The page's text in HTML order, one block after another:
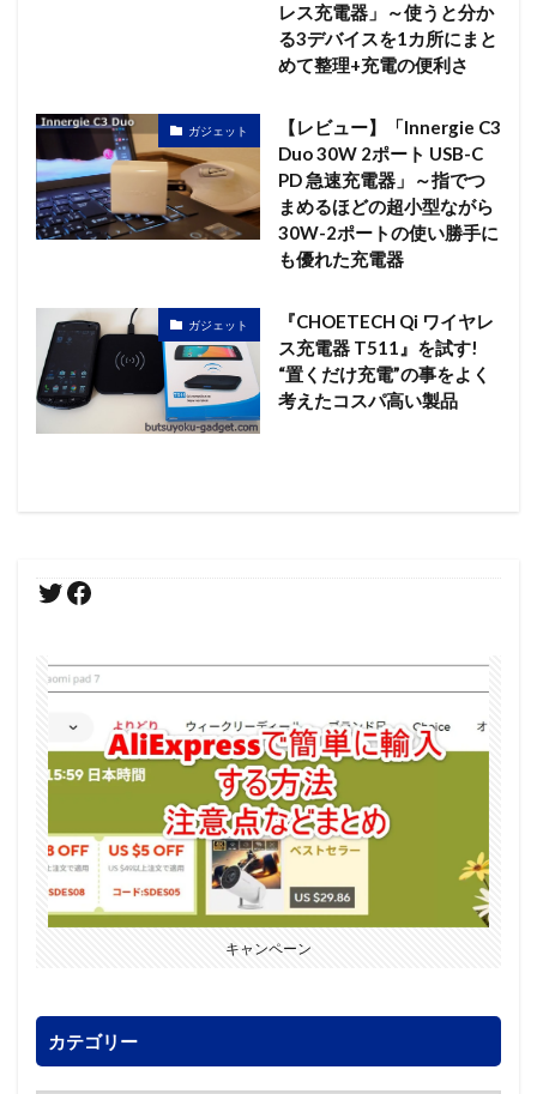
レス充電器」～使うと分か
る3デバイスを1カ所にまと
めて整理+充電の便利さ
ガジェット
【レビュー】「Innergie C3
Duo 30W 2ポート USB-C
PD 急速充電器」～指でつ
まめるほどの超小型ながら
30W-2ポートの使い勝手に
も優れた充電器
ガジェット
『CHOETECH Qi ワイヤレ
ス充電器 T511』を試す!
“置くだけ充電”の事をよく
考えたコスパ高い製品
キャンペーン
カテゴリー